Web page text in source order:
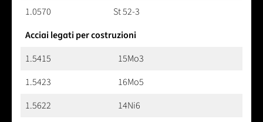
1.0570
St 52-3
Acciai legati per costruzioni
1.5415
15Mo3
1.5423
16Mo5
1.5622
14Ni6